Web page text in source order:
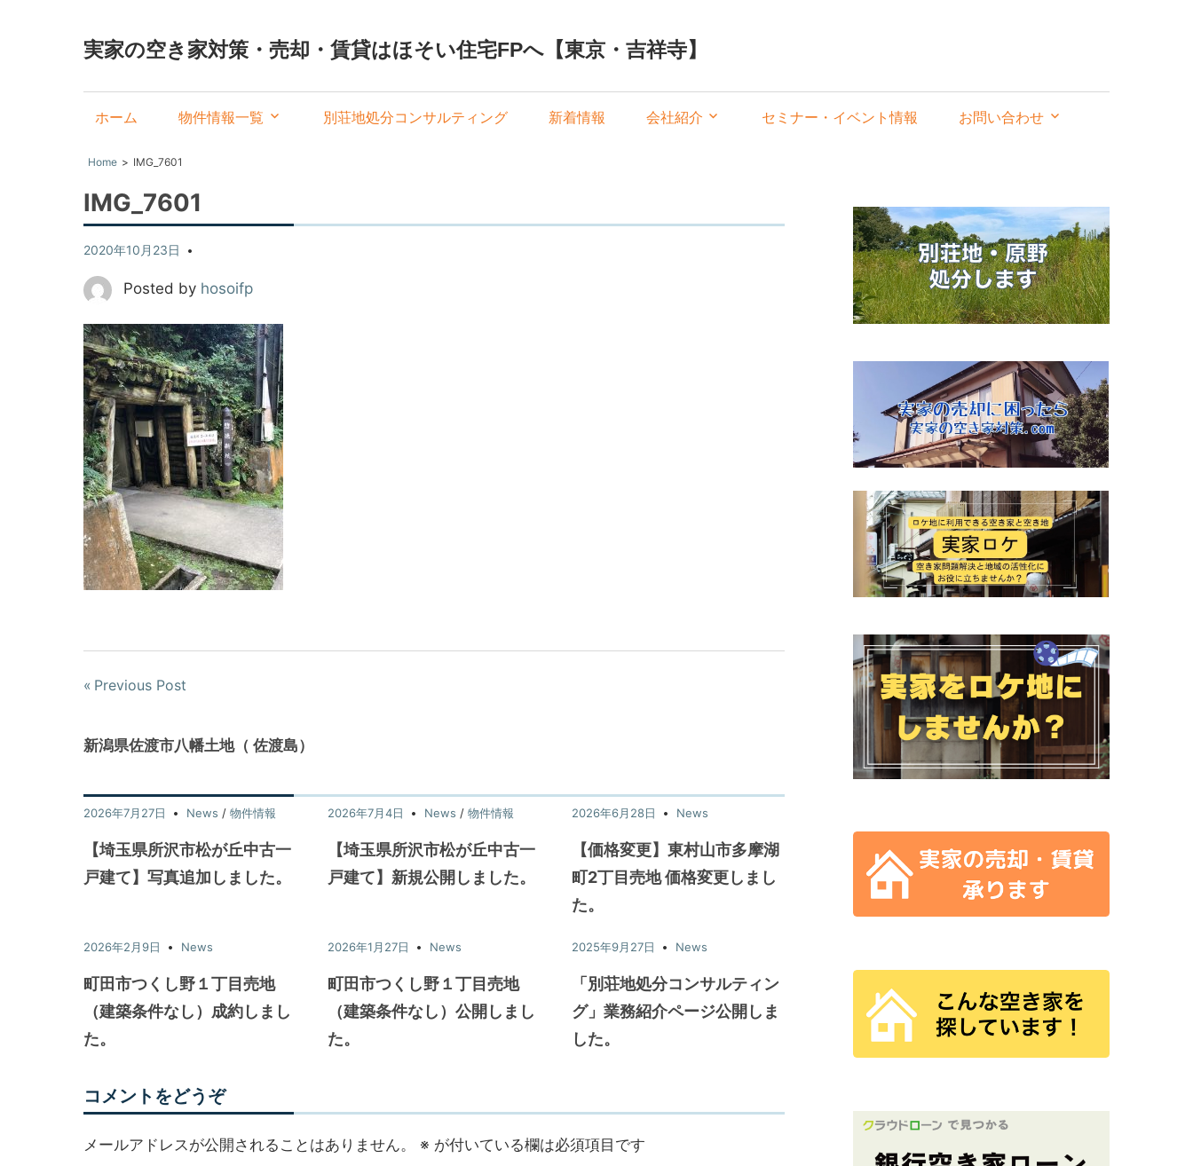
実家の空き家対策・売却・賃貸はほそい住宅FPへ【東京・吉祥寺】
ホーム 物件情報一覧 別荘地処分コンサルティング 新着情報 会社紹介 セミナー・イベント情報 お問い合わせ
Home IMG_7601
IMG_7601
2020年10月23日
Posted by hosoifp
Previous Post
新潟県佐渡市八幡土地（ 佐渡島）
2026年7月27日 News /物件情報
【埼玉県所沢市松が丘中古一
戸建て】写真追加しました。
2026年7月4日 News /物件情報
【埼玉県所沢市松が丘中古一
戸建て】新規公開しました。
2026年6月28日 News
【価格変更】東村山市多摩湖
町2丁目売地 価格変更しまし
た。
2026年2月9日 News
町田市つくし野１丁目売地
（建築条件なし）成約しまし
た。
2026年1月27日 News
町田市つくし野１丁目売地
（建築条件なし）公開しまし
た。
2025年9月27日 News
「別荘地処分コンサルティン
グ」業務紹介ページ公開しま
した。
コメントをどうぞ
メールアドレスが公開されることはありません。 ※ が付いている欄は必須項目です